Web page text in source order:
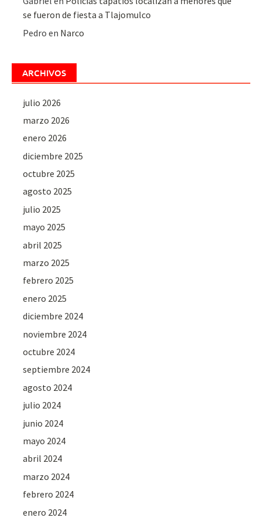
se fueron de fiesta a Tlajomulco
Pedro en Narco
ARCHIVOS
julio 2026
marzo 2026
enero 2026
diciembre 2025
octubre 2025
agosto 2025
julio 2025
mayo 2025
abril 2025
marzo 2025
febrero 2025
enero 2025
diciembre 2024
noviembre 2024
octubre 2024
septiembre 2024
agosto 2024
julio 2024
junio 2024
mayo 2024
abril 2024
marzo 2024
febrero 2024
enero 2024